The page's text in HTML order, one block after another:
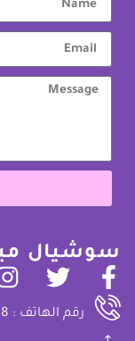
سوشيال
رقم الهاتف : 29876728 / 29528211